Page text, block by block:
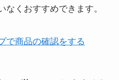
なくおすすめできます。
で商品の確認をする